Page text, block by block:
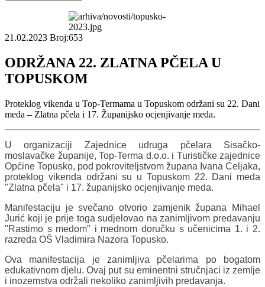
21.02.2023 Broj:653
ODRŽANA 22. ZLATNA PČELA U
TOPUSKOM
Proteklog vikenda u Top-Termama u Topuskom održani su 22. Dani
meda – Zlatna pčela i 17. Županijsko ocjenjivanje meda.
U organizaciji Zajednice udruga pčelara Sisačko-
moslavačke županije, Top-Terma d.o.o. i Turističke zajednice
Općine Topusko, pod pokroviteljstvom župana Ivana Celjaka,
proteklog vikenda održani su u Topuskom 22. Dani meda
"Zlatna pčela" i 17. županijsko ocjenjivanje meda.
Manifestaciju je svečano otvorio zamjenik župana Mihael
Jurić koji je prije toga sudjelovao na zanimljivom predavanju
"Rastimo s medom" i mednom doručku s učenicima 1. i 2.
razreda OŠ Vladimira Nazora Topusko.
Ova manifestacija je zanimljiva pčelarima po bogatom
edukativnom djelu. Ovaj put su eminentni stručnjaci iz zemlje
i inozemstva održali nekoliko zanimljivih predavanja.